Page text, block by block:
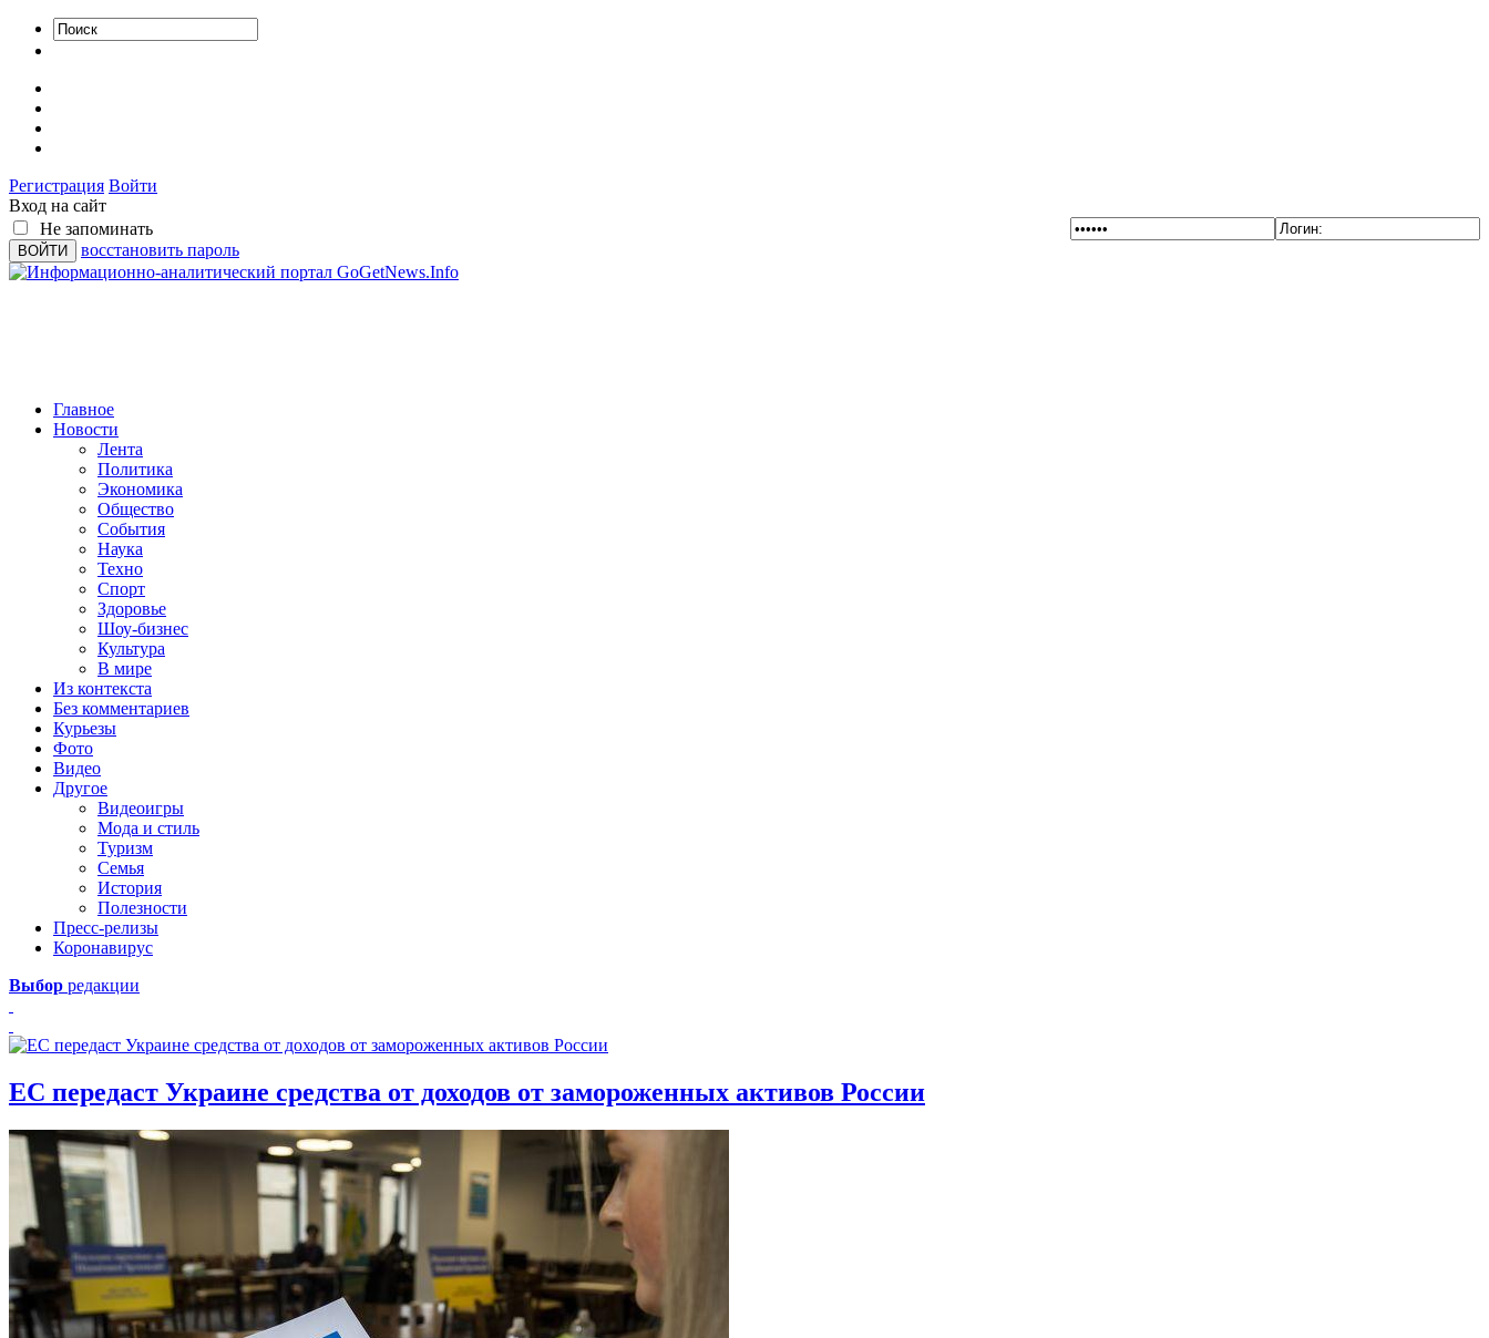
Регистрация Войти
Вход на сайт
Не запоминать
восстановить пароль
Главное
Новости
Лента
Политика
Экономика
Общество
События
Наука
Техно
Спорт
Здоровье
Шоу-бизнес
Культура
В мире
Из контекста
Без комментариев
Курьезы
Фото
Видео
Другое
Видеоигры
Мода и стиль
Туризм
Семья
История
Полезности
Пресс-релизы
Коронавирус
Выбор редакции
ЕС передаст Украине средства от доходов от замороженных активов России